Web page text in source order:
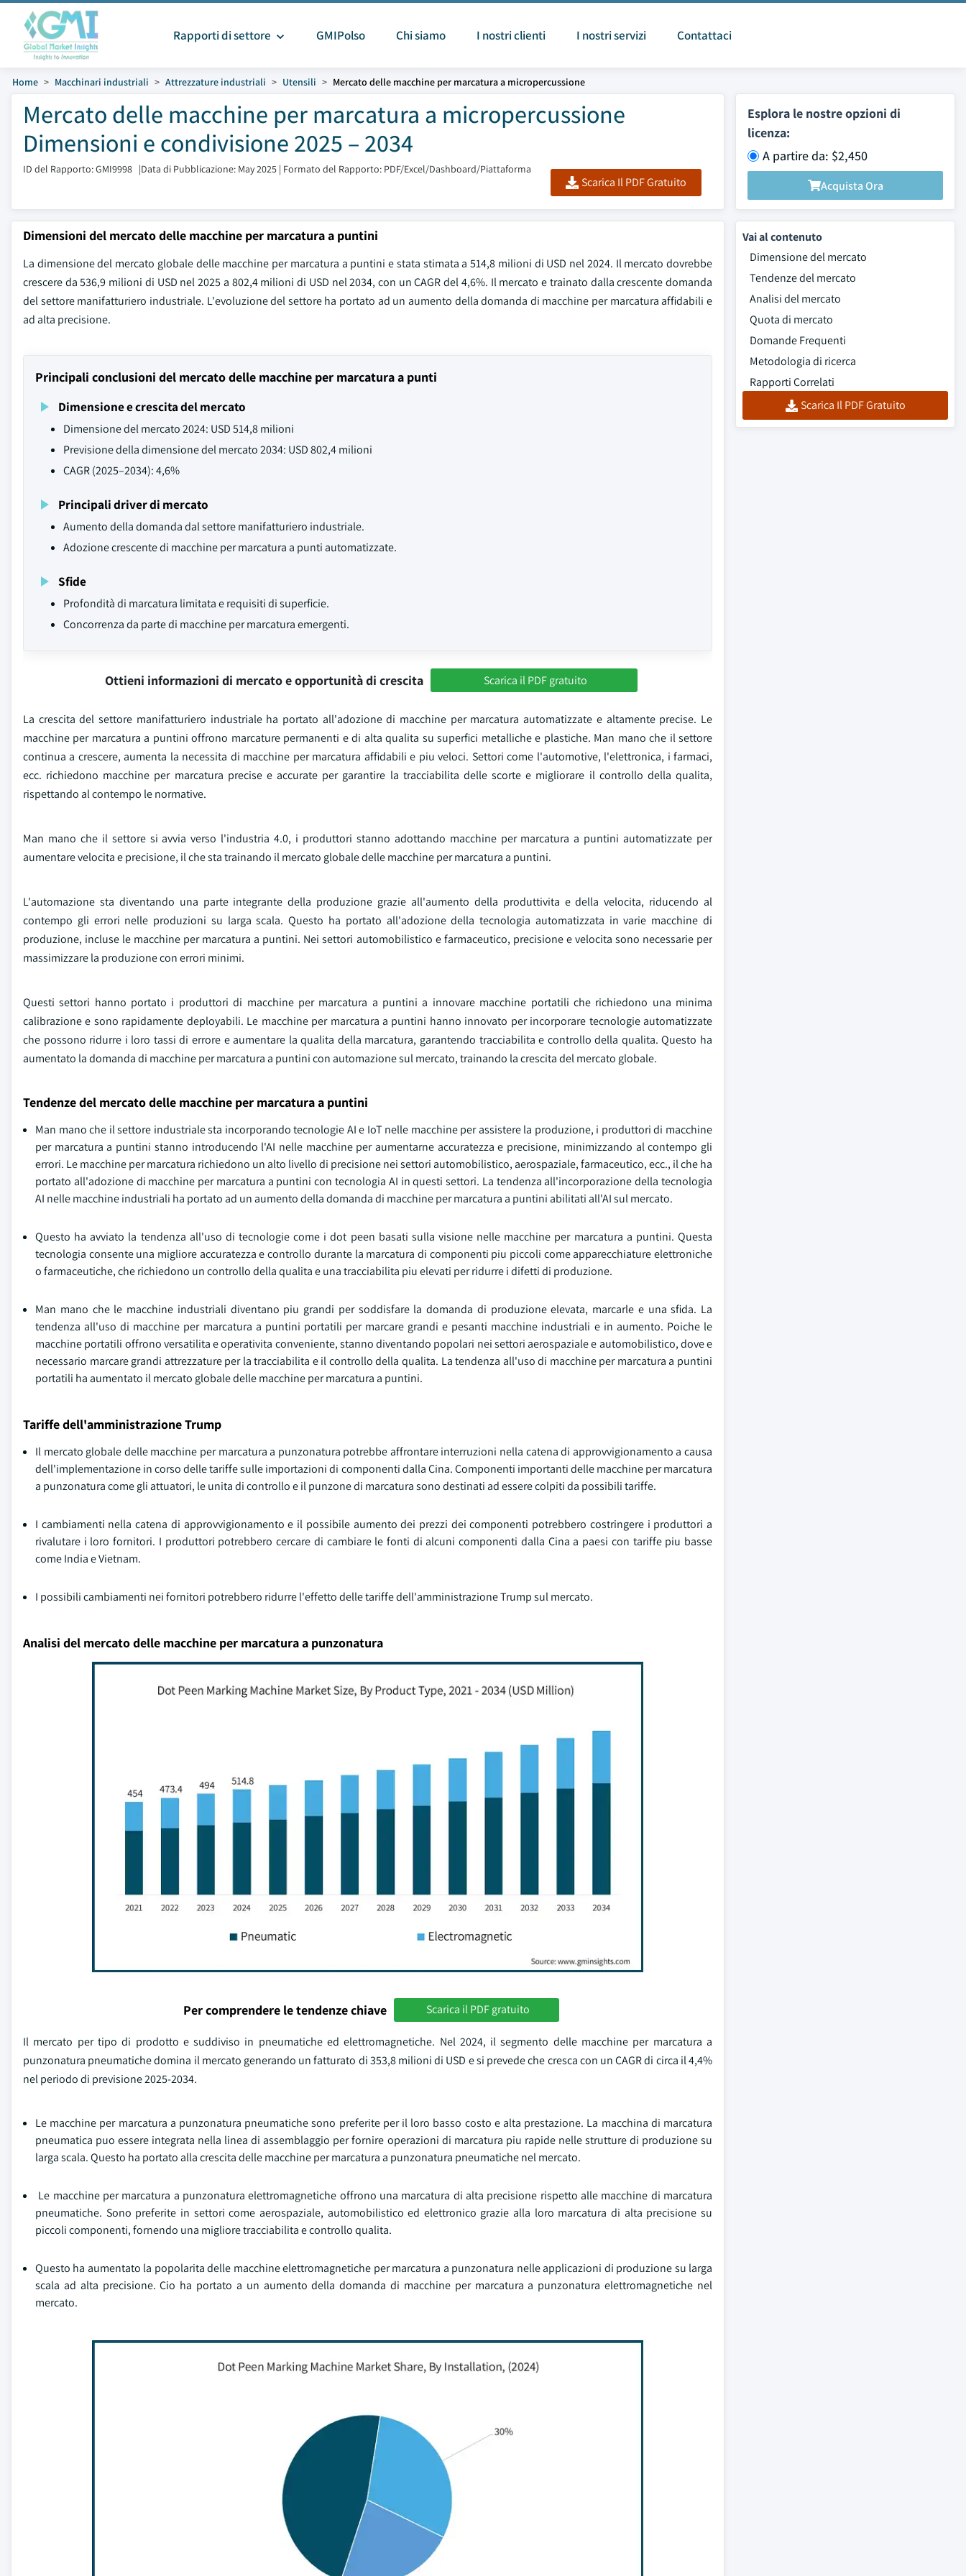
Rapporti di settore GMIPolso Chi siamo I nostri clienti I nostri servizi Contattaci
Home Macchinari industriali Attrezzature industriali Utensili Mercato delle macchine per marcatura a micropercussione
Mercato delle macchine per marcatura a micropercussione
Dimensioni e condivisione 2025 – 2034
ID del Rapporto: GMI9998 |Data di Pubblicazione: May 2025 | Formato del Rapporto: PDF/Excel/Dashboard/Piattaforma
Scarica Il PDF Gratuito
Esplora le nostre opzioni di
licenza:
A partire da: $2,450
Acquista Ora
Dimensioni del mercato delle macchine per marcatura a puntini
La dimensione del mercato globale delle macchine per marcatura a puntini e stata stimata a 514,8 milioni di USD nel 2024. Il mercato dovrebbe
crescere da 536,9 milioni di USD nel 2025 a 802,4 milioni di USD nel 2034, con un CAGR del 4,6%. Il mercato e trainato dalla crescente domanda
del settore manifatturiero industriale. L'evoluzione del settore ha portato ad un aumento della domanda di macchine per marcatura affidabili e
ad alta precisione.
Principali conclusioni del mercato delle macchine per marcatura a punti
Dimensione e crescita del mercato
Dimensione del mercato 2024: USD 514,8 milioni
Previsione della dimensione del mercato 2034: USD 802,4 milioni
CAGR (2025–2034): 4,6%
Principali driver di mercato
Aumento della domanda dal settore manifatturiero industriale.
Adozione crescente di macchine per marcatura a punti automatizzate.
Sfide
Profondità di marcatura limitata e requisiti di superficie.
Concorrenza da parte di macchine per marcatura emergenti.
Ottieni informazioni di mercato e opportunità di crescita Scarica il PDF gratuito
La crescita del settore manifatturiero industriale ha portato all'adozione di macchine per marcatura automatizzate e altamente precise. Le
macchine per marcatura a puntini offrono marcature permanenti e di alta qualita su superfici metalliche e plastiche. Man mano che il settore
continua a crescere, aumenta la necessita di macchine per marcatura affidabili e piu veloci. Settori come l'automotive, l'elettronica, i farmaci,
ecc. richiedono macchine per marcatura precise e accurate per garantire la tracciabilita delle scorte e migliorare il controllo della qualita,
rispettando al contempo le normative.
Man mano che il settore si avvia verso l'industria 4.0, i produttori stanno adottando macchine per marcatura a puntini automatizzate per
aumentare velocita e precisione, il che sta trainando il mercato globale delle macchine per marcatura a puntini.
L'automazione sta diventando una parte integrante della produzione grazie all'aumento della produttivita e della velocita, riducendo al
contempo gli errori nelle produzioni su larga scala. Questo ha portato all'adozione della tecnologia automatizzata in varie macchine di
produzione, incluse le macchine per marcatura a puntini. Nei settori automobilistico e farmaceutico, precisione e velocita sono necessarie per
massimizzare la produzione con errori minimi.
Questi settori hanno portato i produttori di macchine per marcatura a puntini a innovare macchine portatili che richiedono una minima
calibrazione e sono rapidamente deployabili. Le macchine per marcatura a puntini hanno innovato per incorporare tecnologie automatizzate
che possono ridurre i loro tassi di errore e aumentare la qualita della marcatura, garantendo tracciabilita e controllo della qualita. Questo ha
aumentato la domanda di macchine per marcatura a puntini con automazione sul mercato, trainando la crescita del mercato globale.
Tendenze del mercato delle macchine per marcatura a puntini
Man mano che il settore industriale sta incorporando tecnologie AI e IoT nelle macchine per assistere la produzione, i produttori di macchine
per marcatura a puntini stanno introducendo l'AI nelle macchine per aumentarne accuratezza e precisione, minimizzando al contempo gli
errori. Le macchine per marcatura richiedono un alto livello di precisione nei settori automobilistico, aerospaziale, farmaceutico, ecc., il che ha
portato all'adozione di macchine per marcatura a puntini con tecnologia AI in questi settori. La tendenza all'incorporazione della tecnologia
AI nelle macchine industriali ha portato ad un aumento della domanda di macchine per marcatura a puntini abilitati all'AI sul mercato.
Questo ha avviato la tendenza all'uso di tecnologie come i dot peen basati sulla visione nelle macchine per marcatura a puntini. Questa
tecnologia consente una migliore accuratezza e controllo durante la marcatura di componenti piu piccoli come apparecchiature elettroniche
o farmaceutiche, che richiedono un controllo della qualita e una tracciabilita piu elevati per ridurre i difetti di produzione.
Man mano che le macchine industriali diventano piu grandi per soddisfare la domanda di produzione elevata, marcarle e una sfida. La
tendenza all'uso di macchine per marcatura a puntini portatili per marcare grandi e pesanti macchine industriali e in aumento. Poiche le
macchine portatili offrono versatilita e operativita conveniente, stanno diventando popolari nei settori aerospaziale e automobilistico, dove e
necessario marcare grandi attrezzature per la tracciabilita e il controllo della qualita. La tendenza all'uso di macchine per marcatura a puntini
portatili ha aumentato il mercato globale delle macchine per marcatura a puntini.
Tariffe dell'amministrazione Trump
Il mercato globale delle macchine per marcatura a punzonatura potrebbe affrontare interruzioni nella catena di approvvigionamento a causa
dell'implementazione in corso delle tariffe sulle importazioni di componenti dalla Cina. Componenti importanti delle macchine per marcatura
a punzonatura come gli attuatori, le unita di controllo e il punzone di marcatura sono destinati ad essere colpiti da possibili tariffe.
I cambiamenti nella catena di approvvigionamento e il possibile aumento dei prezzi dei componenti potrebbero costringere i produttori a
rivalutare i loro fornitori. I produttori potrebbero cercare di cambiare le fonti di alcuni componenti dalla Cina a paesi con tariffe piu basse
come India e Vietnam.
I possibili cambiamenti nei fornitori potrebbero ridurre l'effetto delle tariffe dell'amministrazione Trump sul mercato.
Analisi del mercato delle macchine per marcatura a punzonatura
Per comprendere le tendenze chiave Scarica il PDF gratuito
Il mercato per tipo di prodotto e suddiviso in pneumatiche ed elettromagnetiche. Nel 2024, il segmento delle macchine per marcatura a
punzonatura pneumatiche domina il mercato generando un fatturato di 353,8 milioni di USD e si prevede che cresca con un CAGR di circa il 4,4%
nel periodo di previsione 2025-2034.
Le macchine per marcatura a punzonatura pneumatiche sono preferite per il loro basso costo e alta prestazione. La macchina di marcatura
pneumatica puo essere integrata nella linea di assemblaggio per fornire operazioni di marcatura piu rapide nelle strutture di produzione su
larga scala. Questo ha portato alla crescita delle macchine per marcatura a punzonatura pneumatiche nel mercato.
Le macchine per marcatura a punzonatura elettromagnetiche offrono una marcatura di alta precisione rispetto alle macchine di marcatura
pneumatiche. Sono preferite in settori come aerospaziale, automobilistico ed elettronico grazie alla loro marcatura di alta precisione su
piccoli componenti, fornendo una migliore tracciabilita e controllo qualita.
Questo ha aumentato la popolarita delle macchine elettromagnetiche per marcatura a punzonatura nelle applicazioni di produzione su larga
scala ad alta precisione. Cio ha portato a un aumento della domanda di macchine per marcatura a punzonatura elettromagnetiche nel
mercato.
Vai al contenuto
Dimensione del mercato
Tendenze del mercato
Analisi del mercato
Quota di mercato
Domande Frequenti
Metodologia di ricerca
Rapporti Correlati
Scarica Il PDF Gratuito